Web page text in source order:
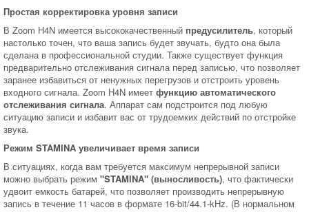
Простая корректировка уровня записи
В Zoom H4N имеется высококачественный предусилитель, который
настолько точен, что ваша запись будет звучать, будто она была
сделана в профессиональной студии. Также существует функция
предварительно отслеживания сигнала перед записью, что позволяет
заранее избавиться от ненужных перегрузов и отстроить уровень
входного сигнала. Zoom H4N имеет функцию автоматического
отслеживания сигнала. Аппарат сам подстроится под любую
ситуацию записи и избавит вас от трудоемких действий по отстройке
звука.
Режим STAMINA увеличивает время записи
В ситуациях, когда вам требуется максимум непрерывной записи
можно выбрать режим "STAMINA" (выносливость), что фактически
удвоит емкость батарей, что позволяет производить непрерывную
запись в течение 11 часов в формате 16-bit/44.1-kHz. (В нормальном